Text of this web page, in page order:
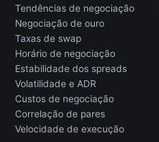
Tendências de negociação
Negociação de ouro
Taxas de swap
Horário de negociação
Estabilidade dos spreads
Volatilidade e ADR
Custos de negociação
Correlação de pares
Velocidade de execução